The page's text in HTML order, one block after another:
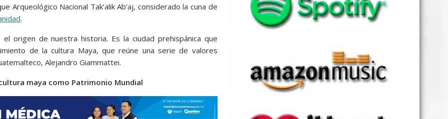
Arqueológico Nacional Tak’alik Ab’aj, considerado la cuna de
.
el origen de nuestra historia. Es la ciudad prehispánica que
de la cultura Maya, que reúne una serie de valores
Alejandro Giammattei.
maya como Patrimonio Mundial